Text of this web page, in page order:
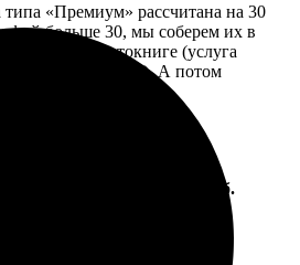
«Премиум» рассчитана на 30
больше 30, мы соберем их в
в фотокниге (услуга
прежней). А потом
развороты.
Цена, руб.